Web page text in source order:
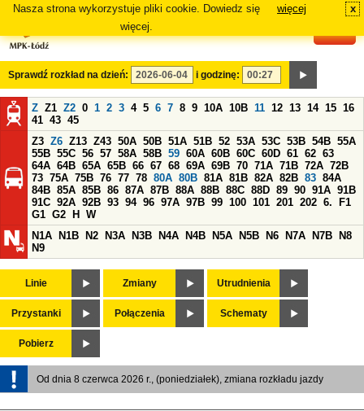
Nasza strona wykorzystuje pliki cookie. Dowiedz się
więcej.
więcej x
Sprawdź rozkład na dzień: i godzinę:
Z Z1 Z2 0 1 2 3 4 5 6 7 8 9 10A 10B 11 12 13 14 15 16
41 43 45
Z3 Z6 Z13 Z43 50A 50B 51A 51B 52 53A 53C 53B 54B 55A
55B 55C 56 57 58A 58B 59 60A 60B 60C 60D 61 62 63
64A 64B 65A 65B 66 67 68 69A 69B 70 71A 71B 72A 72B
73 75A 75B 76 77 78 80A 80B 81A 81B 82A 82B 83 84A
84B 85A 85B 86 87A 87B 88A 88B 88C 88D 89 90 91A 91B
91C 92A 92B 93 94 96 97A 97B 99 100 101 201 202 6.
F1
G1 G2 H
W
N1A
N1B N2 N3A N3B N4A N4B N5A N5B N6 N7A N7B
N8
N9
Linie Zmiany Utrudnienia
Przystanki Połączenia Schematy
Pobierz
Od dnia 8 czerwca 2026 r., (poniedziałek), zmiana rozkładu jazdy